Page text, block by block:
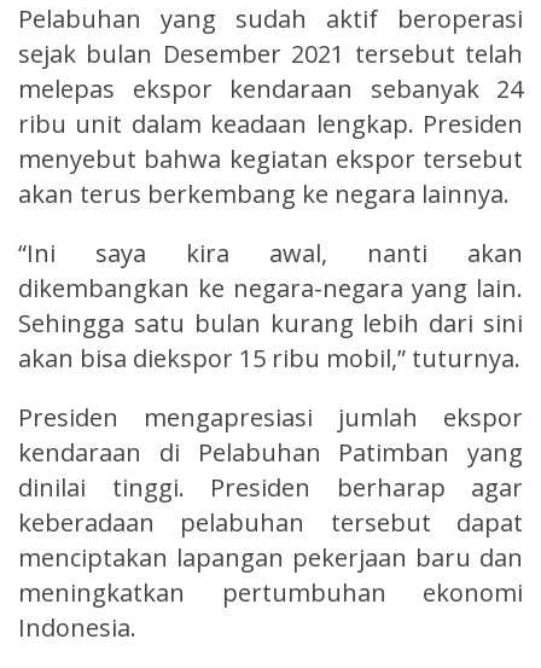
Pelabuhan yang sudah aktif beroperasi
sejak bulan Desember 2021 tersebut telah
melepas ekspor kendaraan sebanyak 24
ribu unit dalam keadaan lengkap. Presiden
menyebut bahwa kegiatan ekspor tersebut
akan terus berkembang ke negara lainnya.
“Ini saya kira awal, nanti akan
dikembangkan ke negara-negara yang lain.
Sehingga satu bulan kurang lebih dari sini
akan bisa diekspor 15 ribu mobil,” tuturnya.
Presiden mengapresiasi jumlah ekspor
kendaraan di Pelabuhan Patimban yang
dinilai tinggi. Presiden berharap agar
keberadaan pelabuhan tersebut dapat
menciptakan lapangan pekerjaan baru dan
meningkatkan pertumbuhan ekonomi
Indonesia.